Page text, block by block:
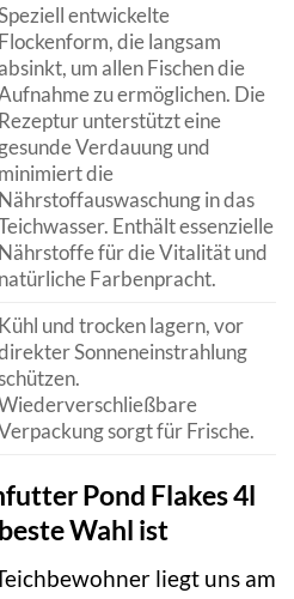
entwickelte
Flockenform, die langsam
um allen Fischen die
zu ermöglichen. Die
Rezeptur unterstützt eine
gesunde Verdauung und
minimiert die
Nährstoffauswaschung in das
Enthält essenzielle
Nährstoffe für die Vitalität und
natürliche Farbenpracht.
Kühl und trocken lagern, vor
Sonneneinstrahlung
sorgt für Frische.
Pond Flakes 4l
Wahl ist
liegt uns am